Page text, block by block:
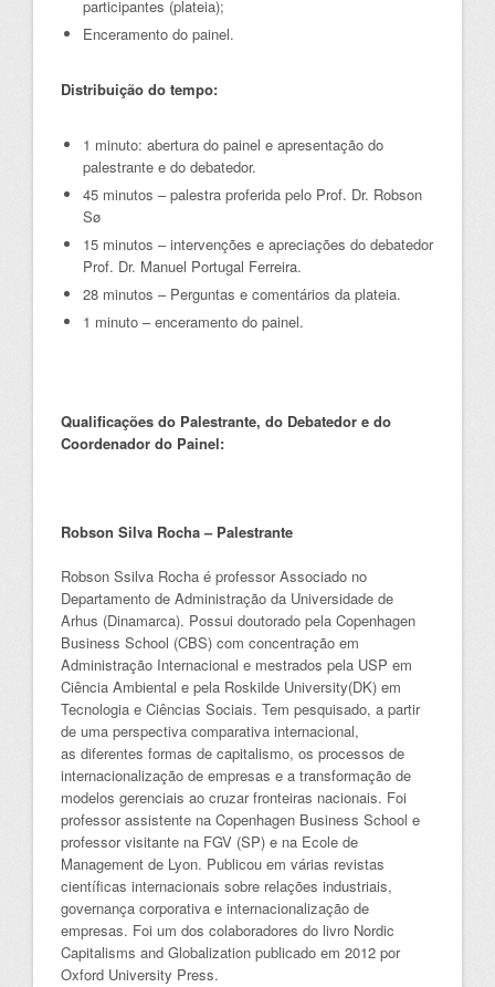
participantes (plateia);
Enceramento do painel.
Distribuição do tempo:
1 minuto: abertura do painel e apresentação do
palestrante e do debatedor.
45 minutos – palestra proferida pelo Prof. Dr. Robson
Sø
15 minutos – intervenções e apreciações do debatedor
Prof. Dr. Manuel Portugal Ferreira.
28 minutos – Perguntas e comentários da plateia.
1 minuto – enceramento do painel.
Qualificações do Palestrante, do Debatedor e do
Coordenador do Painel:
Robson Silva Rocha – Palestrante
Robson Ssilva Rocha é professor Associado no
Departamento de Administração da Universidade de
Arhus (Dinamarca). Possui doutorado pela Copenhagen
Business School (CBS) com concentração em
Administração Internacional e mestrados pela USP em
Ciência Ambiental e pela Roskilde University(DK) em
Tecnologia e Ciências Sociais. Tem pesquisado, a partir
de uma perspectiva comparativa internacional,
as diferentes formas de capitalismo, os processos de
internacionalização de empresas e a transformação de
modelos gerenciais ao cruzar fronteiras nacionais. Foi
professor assistente na Copenhagen Business School e
professor visitante na FGV (SP) e na Ecole de
Management de Lyon. Publicou em várias revistas
científicas internacionais sobre relações industriais,
governança corporativa e internacionalização de
empresas. Foi um dos colaboradores do livro Nordic
Capitalisms and Globalization publicado em 2012 por
Oxford University Press.